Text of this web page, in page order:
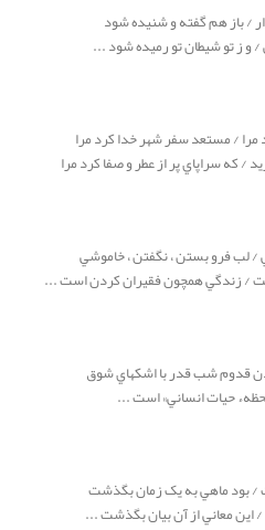
باز هم گفته و شنيده شود
تو شيطان تو رميده شود ...
/ مستعد سفر شهر خدا کرد مرا
که سراپاي پر از عطر و صفا کرد مرا
لب فرو بستن ، نگفتن ، خاموشي
زندگي همچون فقيران کردن است ...
قدوم شب قدر با اشکهاي شوق
حيات انساني» است ...
ماهي به يک زمان بگذشت
معاني از آن بيان بگذشت ...